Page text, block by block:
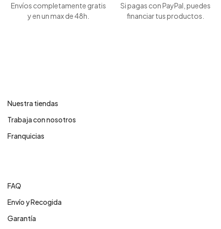
Envíos completamente gratis
y en un max de 48h.
Si pagas con PayPal, puedes
financiar tus productos.
Nuestra tiendas
Trabaja con nosotros
Franquicias
FAQ
Envío y Recogida
Garantía